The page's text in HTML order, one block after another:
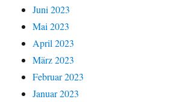
Juni 2023
Mai 2023
April 2023
März 2023
Februar 2023
Januar 2023